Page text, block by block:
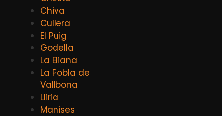
Chiva
Cullera
El Puig
Godella
La Eliana
La Pobla de
Vallbona
Lliria
Manises